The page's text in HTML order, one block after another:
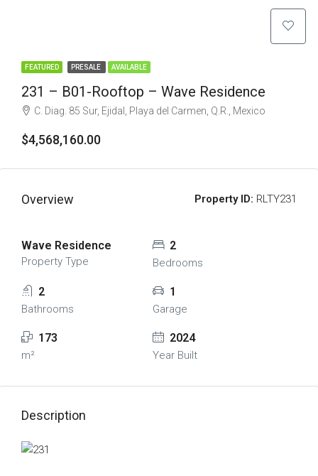
FEATURED PRESALE AVAILABLE
231 – B01-Rooftop – Wave Residence
C. Diag. 85 Sur, Ejidal, Playa del Carmen, Q.R., Mexico
$4,568,160.00
Overview Property ID: RLTY231
Wave Residence
Property Type
2
Bedrooms
2
Bathrooms
1
Garage
173
m²
2024
Year Built
Description